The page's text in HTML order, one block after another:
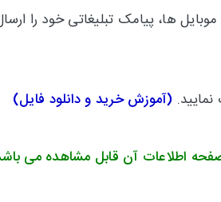
ها، پیامک تبلیغاتی خود را
(آموزش خرید و دانلود فایل)
اطلاعات آن قابل مشاهده می